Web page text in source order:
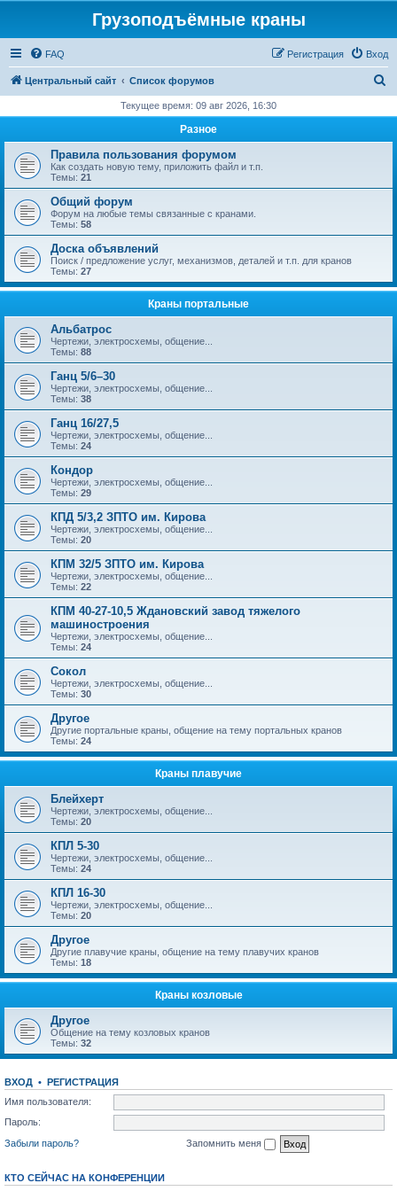
Грузоподъёмные краны
FAQ Вход
Регистрация
Центральный сайт Список форумов
с
Текущее время: 09 авг 2026, 16:30
Разное
Правила пользования форумом
Как создать новую тему, приложить файл и т.п.
Темы: 21
Общий форум
Форум на любые темы связанные с кранами.
Темы: 58
Доска объявлений
Поиск / предложение услуг, механизмов, деталей и т.п. для кранов
Темы: 27
Краны портальные
Альбатрос
Чертежи, электросхемы, общение...
Темы: 88
Ганц 5/6–30
Чертежи, электросхемы, общение...
Темы: 38
Ганц 16/27,5
Чертежи, электросхемы, общение...
Темы: 24
Кондор
Чертежи, электросхемы, общение...
Темы: 29
КПД 5/3,2 ЗПТО им. Кирова
Чертежи, электросхемы, общение...
Темы: 20
КПМ 32/5 ЗПТО им. Кирова
Чертежи, электросхемы, общение...
Темы: 22
КПМ 40-27-10,5 Ждановский завод тяжелого
машиностроения
Чертежи, электросхемы, общение...
Темы: 24
Сокол
Чертежи, электросхемы, общение...
Темы: 30
Другое
Другие портальные краны, общение на тему портальных кранов
Темы: 24
Краны плавучие
Блейхерт
Чертежи, электросхемы, общение...
Темы: 20
КПЛ 5-30
Чертежи, электросхемы, общение...
Темы: 24
КПЛ 16-30
Чертежи, электросхемы, общение...
Темы: 20
Другое
Другие плавучие краны, общение на тему плавучих кранов
Темы: 18
Краны козловые
Другое
Общение на тему козловых кранов
Темы: 32
ВХОД • РЕГИСТРАЦИЯ
Имя пользователя:
Пароль:
Забыли пароль?
Запомнить меня
КТО СЕЙЧАС НА КОНФЕРЕНЦИИ